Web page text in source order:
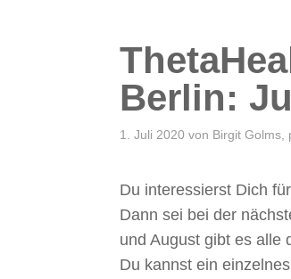
Berlin:
1. Juli 2020 von Birgit Golms
Du interessierst Dich
Dann sei bei der
und August gibt es alle
Du kannst ein